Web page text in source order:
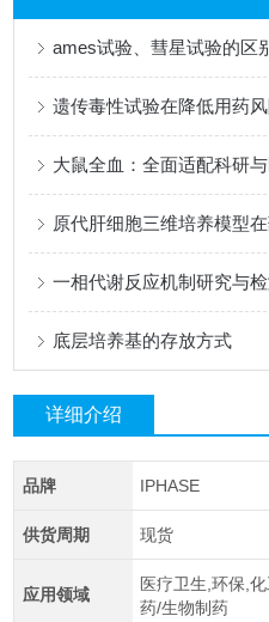
ames试验、彗星试验的区
遗传毒性试验在降低用药
原代肝细胞三维培养模型
一相代谢反应机制研究与
底层培养基的存放方式
详细介绍
品牌 IPHASE
供货周期 现货
应用领域
医疗卫生,环保,
药/生物制药